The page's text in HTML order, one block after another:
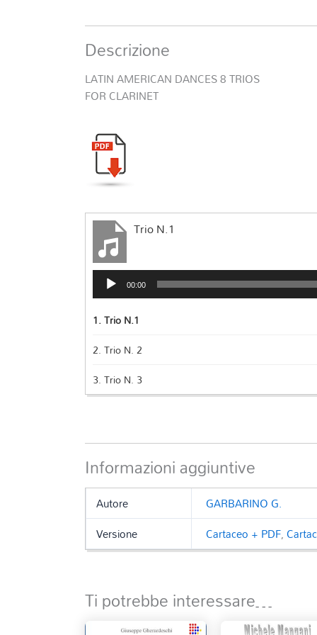
Descrizione
LATIN AMERICAN DANCES 8 TRIOS
FOR CLARINET
Trio N.1
Audio
Player 00:00
1.Trio N.1
2.Trio N. 2
3.Trio N. 3
Informazioni aggiuntive
Autore
GARBARINO G.
Versione
Cartaceo + PDF,
Ti potrebbe interessare…